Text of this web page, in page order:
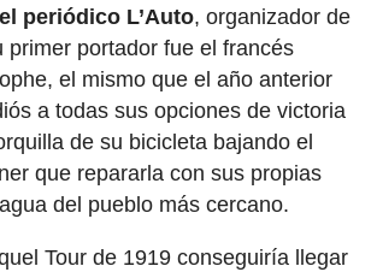
periódico L’Auto, organizador de
primer portador fue el francés
el mismo que el año anterior
a todas sus opciones de victoria
de su bicicleta bajando el
que repararla con sus propias
del pueblo más cercano.
Tour de 1919 conseguiría llegar